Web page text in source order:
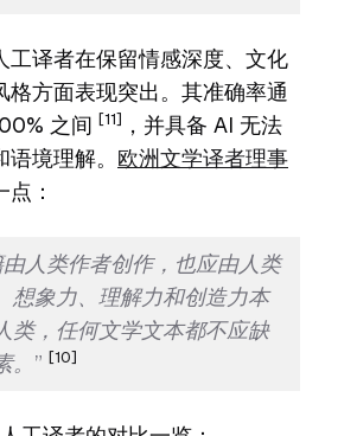
工译者在保留情感深度、文化
格方面表现突出。其准确率通
之间 [11]
，并具备 AI 无法
境理解。 欧洲文学译者理事
：
由人类作者创作，也应由人类
想象力、理解力和创造力本
类，任何文学文本都不应缺
。” [10]